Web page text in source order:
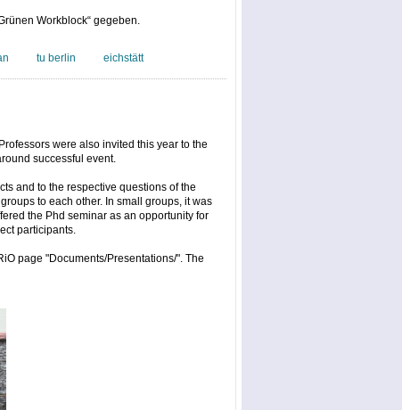
Workblock“ gegeben.
tu berlin eichstätt
were also invited this year to the
successful event.
and to the respective questions of the
to each other. In small groups, it was
the Phd seminar as an opportunity for
participants.
page "Documents/Presentations/". The